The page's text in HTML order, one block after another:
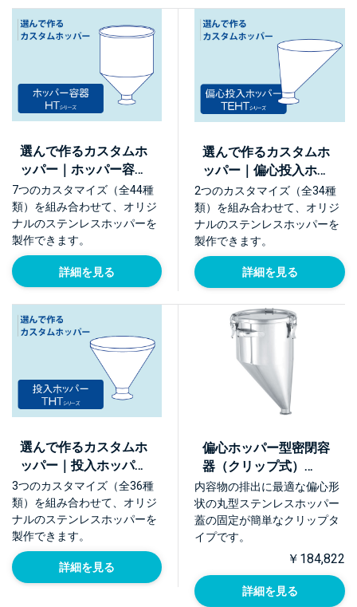
選んで作るカスタムホ
ッパー｜ホッパー容器
HTシリーズ
7つのカスタマイズ（全44種
類）を組み合わせて、オリジ
ナルのステンレスホッパーを
製作できます。
詳細を見る
選んで作るカスタムホ
ッパー｜偏心投入ホッ
パー TEHTシリーズ
2つのカスタマイズ（全34種
類）を組み合わせて、オリジ
ナルのステンレスホッパーを
製作できます。
詳細を見る
選んで作るカスタムホ
ッパー｜投入ホッパー
THTシリーズ
3つのカスタマイズ（全36種
類）を組み合わせて、オリジ
ナルのステンレスホッパーを
製作できます。
詳細を見る
偏心ホッパー型密閉容
器（クリップ式）
【EHT-CTH】
内容物の排出に最適な偏心形
状の丸型ステンレスホッパー
蓋の固定が簡単なクリップタ
イプです。
￥184,822
詳細を見る